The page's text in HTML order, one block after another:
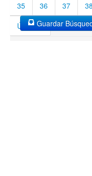
35
36 37 38
Último »Guardar